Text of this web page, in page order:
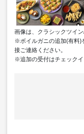
画像は、クラシックツイ
※ボイルガニの追加(有料)
接ご連絡ください。
※追加の受付はチェックイ